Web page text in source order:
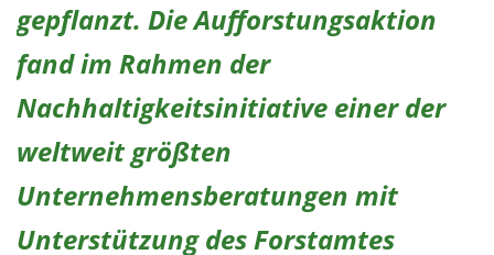
gepflanzt. Die Aufforstungsaktion
fand im Rahmen der
Nachhaltigkeitsinitiative einer der
weltweit größten
Unternehmensberatungen mit
Unterstützung des Forstamtes